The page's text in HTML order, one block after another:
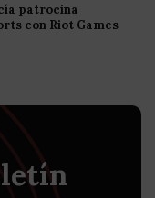
patrocina
con Riot Games